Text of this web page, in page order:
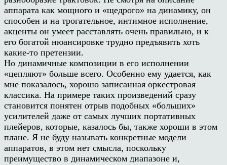
аппарата как мощного и «щедрого» на динамику, он
способен и на трогательное, интимное исполнение,
акценты он умеет расставлять очень правильно, и к
его богатой нюансировке трудно предъявить хоть
какие-то претензии.
Но динамичные композиции в его исполнении
«цепляют» больше всего. Особенно ему удается, как
мне показалось, хорошо записанная оркестровая
классика. На примере таких произведений сразу
становится понятен отрыв подобных «больших»
усилителей даже от самых лучших портативных
плейеров, которые, казалось бы, также хороши в этом
плане. Я не буду называть конкретные модели
аппаратов, в этом нет смысла, поскольку
преимущество в динамическом диапазоне и,